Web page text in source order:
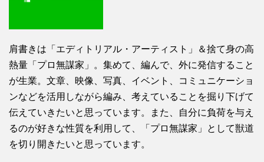
肩書きは「エディトリアル・アーティスト」＆捨て身の高
熱量「プロ無謀家」。集めて、編んで、外に発信すること
が生業。文章、映像、写真、イベント、コミュニケーショ
ンなどを活用しながら編み、考えていることを掘り下げて
伝えていきたいと思っています。また、自分に負荷を与え
るのが好きな性質を利用して、「プロ無謀家」として獣道
を切り開きたいと思っています。